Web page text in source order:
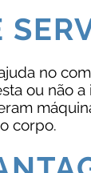
no
ou não
corpo.